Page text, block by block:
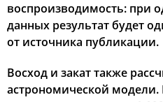
25, Вт 04:05 06:04
26, Ср 04:08 06:06 13:07
27, Чт 04:11 06:07
воспроизводимость: при
данных результат будет
от источника публикации.
Восход и закат также
астрономической модели.